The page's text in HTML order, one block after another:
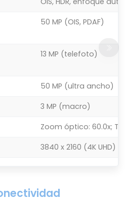
50 MP (OIS, PDAF)
13 MP (telefoto)
50 MP (ultra ancho)
3 MP (macro)
Zoom óptico: 60.0x;
3840 x 2160 (4K UHD)